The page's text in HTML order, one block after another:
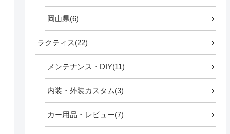
岡山県 6
ラクティス 22
メンテナンス・DIY 11
内装・外装カスタム 3
カー用品・レビュー 7